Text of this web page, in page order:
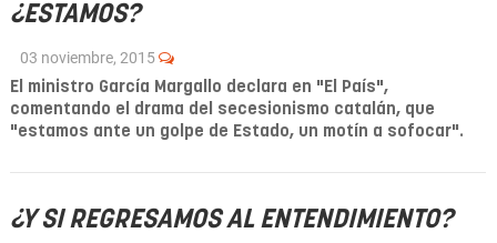
¿ESTAMOS?
03 noviembre, 2015
El ministro García Margallo declara en "El País",
comentando el drama del secesionismo catalán, que
"estamos ante un golpe de Estado, un motín a sofocar".
¿Y SI REGRESAMOS AL ENTENDIMIENTO?